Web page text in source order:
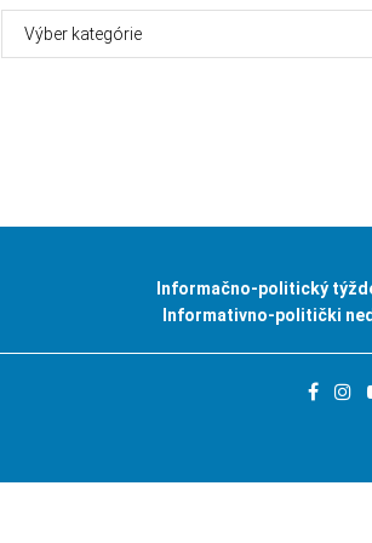
Informačno-politický
Informativno-politički